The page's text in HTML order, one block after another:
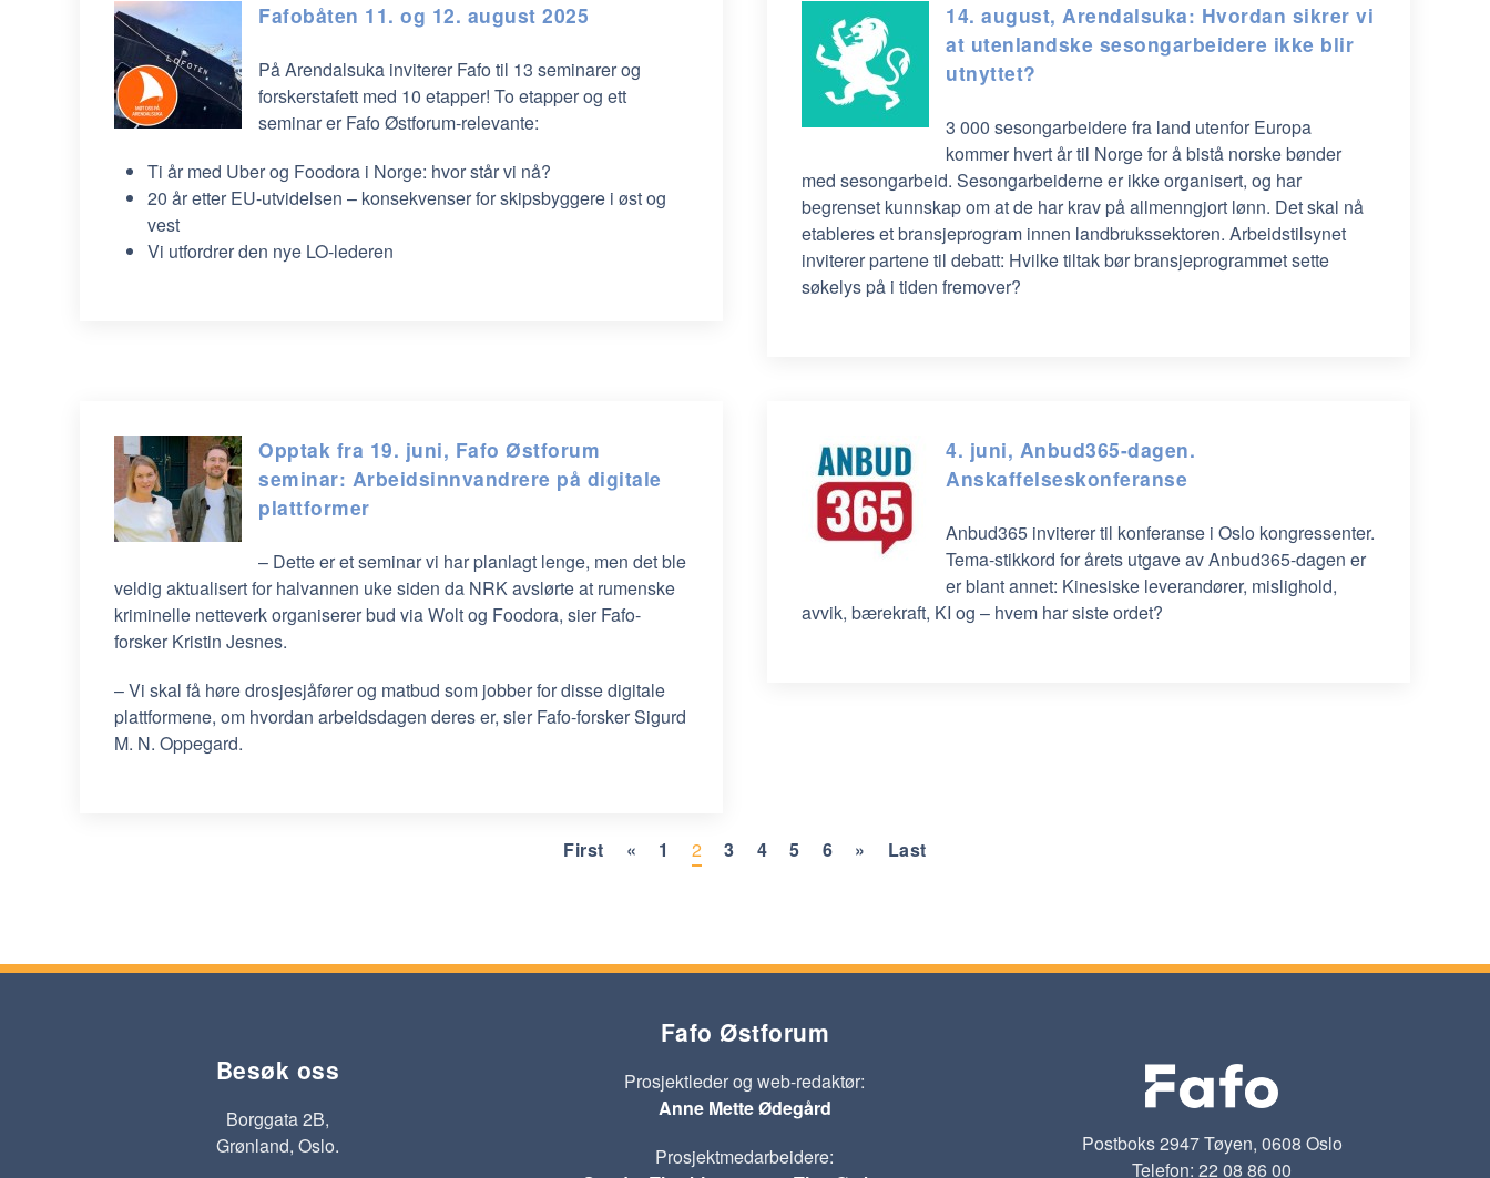
Fafobåten 11. og 12. august 2025
På Arendalsuka inviterer Fafo til 13 seminarer og
forskerstafett med 10 etapper! To etapper og ett
seminar er Fafo Østforum-relevante:
Ti år med Uber og Foodora i Norge: hvor står vi nå?
20 år etter EU-utvidelsen – konsekvenser for skipsbyggere i øst og
vest
Vi utfordrer den nye LO-lederen
14. august, Arendalsuka: Hvordan sikrer vi
at utenlandske sesongarbeidere ikke blir
utnyttet?
3 000 sesongarbeidere fra land utenfor Europa
kommer hvert år til Norge for å bistå norske bønder
med sesongarbeid. Sesongarbeiderne er ikke organisert, og har
begrenset kunnskap om at de har krav på allmenngjort lønn. Det skal nå
etableres et bransjeprogram innen landbrukssektoren. Arbeidstilsynet
inviterer partene til debatt: Hvilke tiltak bør bransjeprogrammet sette
søkelys på i tiden fremover?
Opptak fra 19. juni, Fafo Østforum
seminar: Arbeidsinnvandrere på digitale
plattformer
– Dette er et seminar vi har planlagt lenge, men det ble
veldig aktualisert for halvannen uke siden da NRK avslørte at rumenske
kriminelle netteverk organiserer bud via Wolt og Foodora, sier Fafo-
forsker Kristin Jesnes.
– Vi skal få høre drosjesjåfører og matbud som jobber for disse digitale
plattformene, om hvordan arbeidsdagen deres er, sier Fafo-forsker Sigurd
M. N. Oppegard.
4. juni, Anbud365-dagen.
Anskaffelseskonferanse
Anbud365 inviterer til konferanse i Oslo kongressenter.
Tema-stikkord for årets utgave av Anbud365-dagen er
er blant annet: Kinesiske leverandører, mislighold,
avvik, bærekraft, KI og – hvem har siste ordet?
First « 1 2 3 4 5 6 » Last
Besøk oss
Borggata 2B,
Grønland, Oslo.
Fafo Østforum
Prosjektleder og web-redaktør:
Anne Mette Ødegård
Prosjektmedarbeidere:
Postboks 2947 Tøyen, 0608 Oslo
Telefon: 22 08 86 00